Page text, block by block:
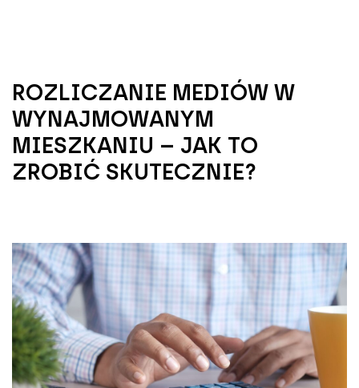
ROZLICZANIE MEDIÓW W
WYNAJMOWANYM
MIESZKANIU – JAK TO
ZROBIĆ SKUTECZNIE?